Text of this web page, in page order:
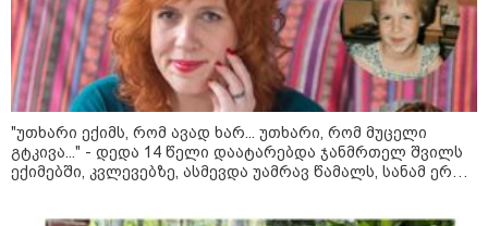
"უთხარი ექიმს, რომ ავად ხარ... უთხარი, რომ მუცელი
გტკივა..." - დედა 14 წელი დაატარებდა ჯანმრთელ შვილს
ექიმებში, კვლევებზე, ასმევდა უამრავ წამალს, სანამ ერთ